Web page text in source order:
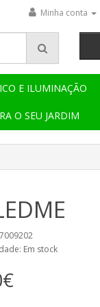
Minha conta
E ILUMINAÇÃO
O SEU JARDIM
Em stock